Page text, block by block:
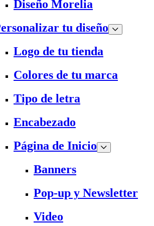
Diseño Morelia
tu diseño
Logo de tu tienda
Colores de tu marca
Tipo de letra
Encabezado
Página de Inicio
Banners
Pop-up y Newsletter
Video